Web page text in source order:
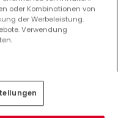
oder Kombinationen von
der Werbeleistung.
Verwendung